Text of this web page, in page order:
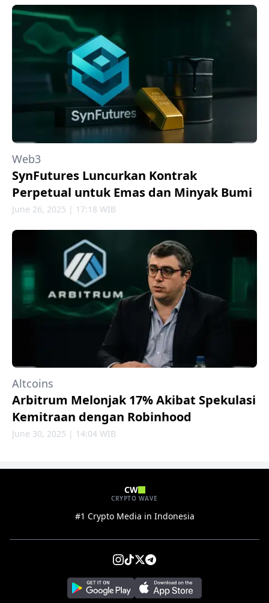
Web3
SynFutures Luncurkan Kontrak
Perpetual untuk Emas dan Minyak Bumi
June 26, 2025 | 17:18 WIB
Altcoins
Arbitrum Melonjak 17% Akibat Spekulasi
Kemitraan dengan Robinhood
June 30, 2025 | 14:04 WIB
CW
CRYPTO WAVE
#1 Crypto Media in Indonesia